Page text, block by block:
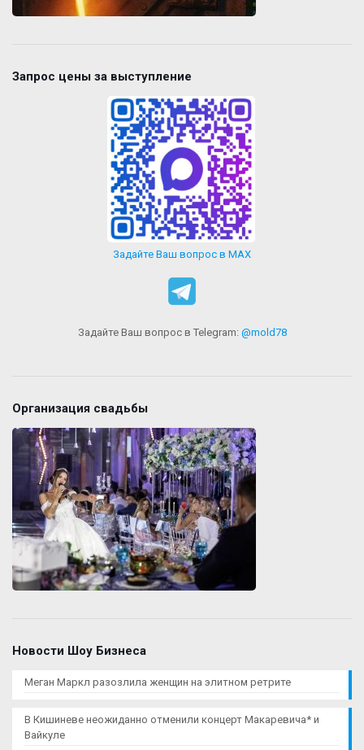
Запрос цены за выступление
Задайте Ваш вопрос в MAX
Задайте Ваш вопрос в Telegram: @mold78
Организация свадьбы
Новости Шоу Бизнеса
Меган Маркл разозлила женщин на элитном ретрите
В Кишиневе неожиданно отменили концерт Макаревича* и
Вайкуле